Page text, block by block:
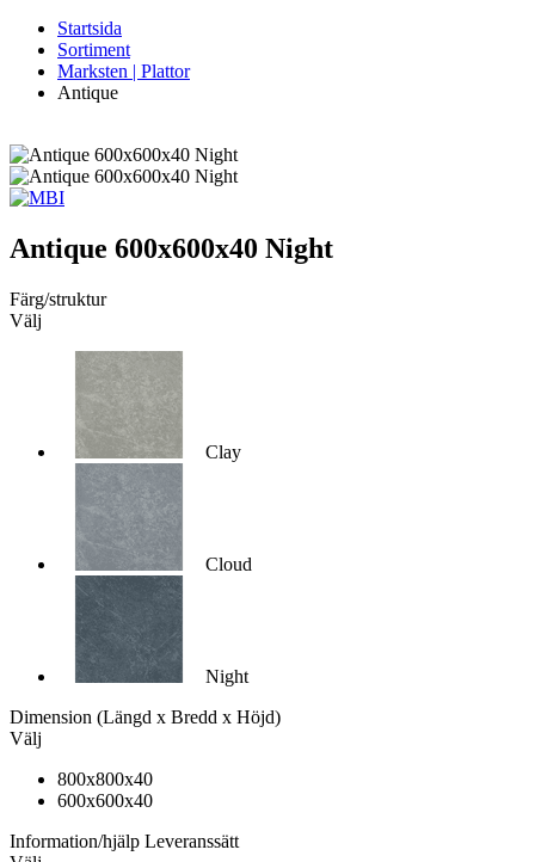
Startsida
Sortiment
Marksten | Plattor
Antique
Antique 600x600x40 Night
Färg/struktur
Välj
Clay
Cloud
Night
Dimension (Längd x Bredd x Höjd)
Välj
800x800x40
600x600x40
Information/hjälp Leveranssätt